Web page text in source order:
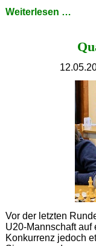
Weiterlesen …
Noel
Vor der letzten
U20-Mannschaft
Konkurrenz jedoch